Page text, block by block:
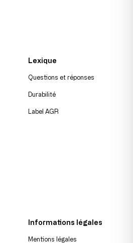
Lexique
Questions et réponses
Durabilité
Label AGR
Informations légales
Mentions légales